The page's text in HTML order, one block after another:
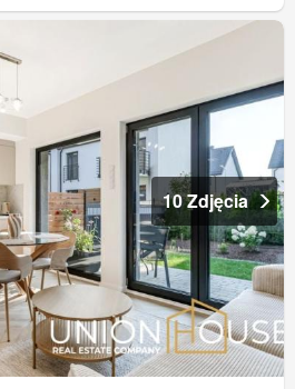
10 Zdjęcia